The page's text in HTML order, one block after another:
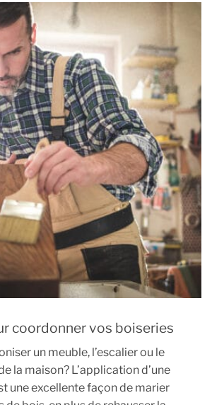
coordonner vos boiseries
un meuble, l’escalier ou le
la maison? L’application d’une
une excellente façon de marier